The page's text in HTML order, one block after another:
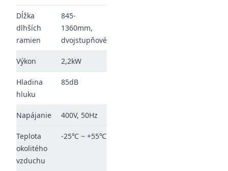
Dĺžka
dlhších
ramien
845-
1360mm,
dvojstupňové
Výkon 2,2kW
Hladina
hluku
85dB
Napájanie 400V, 50Hz
Teplota
okolitého
vzduchu
-25℃ ~ +55℃